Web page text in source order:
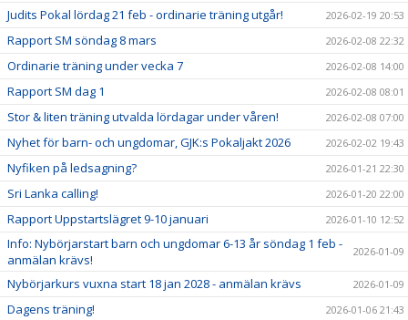
Judits Pokal lördag 21 feb - ordinarie träning utgår! 2026-02-19 20:53
Rapport SM söndag 8 mars 2026-02-08 22:32
Ordinarie träning under vecka 7 2026-02-08 14:00
Rapport SM dag 1 2026-02-08 08:01
Stor & liten träning utvalda lördagar under våren! 2026-02-08 07:00
Nyhet för barn- och ungdomar, GJK:s Pokaljakt 2026 2026-02-02 19:43
Nyfiken på ledsagning? 2026-01-21 22:30
Sri Lanka calling! 2026-01-20 22:00
Rapport Uppstartslägret 9-10 januari 2026-01-10 12:52
Info: Nybörjarstart barn och ungdomar 6-13 år söndag 1 feb -
anmälan krävs!
2026-01-09
Nybörjarkurs vuxna start 18 jan 2028 - anmälan krävs 2026-01-09
Dagens träning! 2026-01-06 21:43